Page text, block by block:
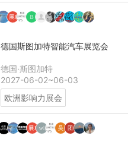
德国斯图加特智能汽车展览会
德国·斯图加特
2027-06-02~06-03
欧洲影响力展会